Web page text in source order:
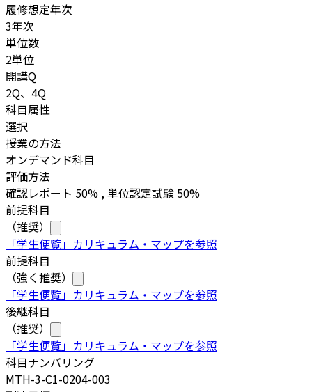
履修想定年次
3年次
単位数
2単位
開講Q
2Q、4Q
科目属性
選択
授業の方法
オンデマンド科目
評価方法
確認レポート 50% , 単位認定試験 50%
前提科目
（推奨）
「学生便覧」カリキュラム・マップを参照
前提科目
（強く推奨）
「学生便覧」カリキュラム・マップを参照
後継科目
（推奨）
「学生便覧」カリキュラム・マップを参照
科目ナンバリング
MTH-3-C1-0204-003